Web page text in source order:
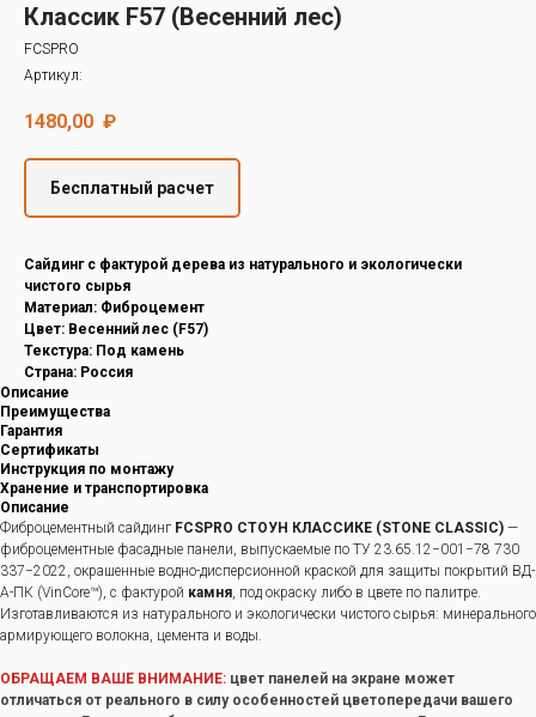
Классик F57 (Весенний лес)
FCSPRO
Артикул:
1480,00 ₽
Бесплатный расчет
Cайдинг с фактурой дерева из натурального и экологически
чистого сырья
Материал: Фиброцемент
Цвет: Весенний лес (F57)
Текстура: Под камень
Страна: Россия
Описание
Преимущества
Гарантия
Сертификаты
Инструкция по монтажу
Хранение и транспортировка
Описание
Фиброцементный сайдинг FCSPRO СТОУН КЛАССИКЕ (STONE CLASSIC) —
фиброцементные фасадные панели, выпускаемые по ТУ 23.65.12−001−78 730
337−2022, окрашенные водно-дисперсионной краской для защиты покрытий ВД-
А-ПК (VinCore™), с фактурой камня, под окраску либо в цвете по палитре.
Изготавливаются из натурального и экологически чистого сырья: минерального
армирующего волокна, цемента и воды.
ОБРАЩАЕМ ВАШЕ ВНИМАНИЕ: цвет панелей на экране может
отличаться от реального в силу особенностей цветопередачи вашего